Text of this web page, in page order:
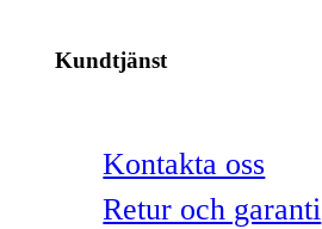
Kundtjänst
Kontakta oss
Retur och garanti